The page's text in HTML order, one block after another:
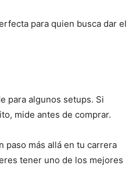
para quien busca dar el
para algunos setups. Si
mide antes de comprar.
paso más allá en tu carrera
tener uno de los mejores